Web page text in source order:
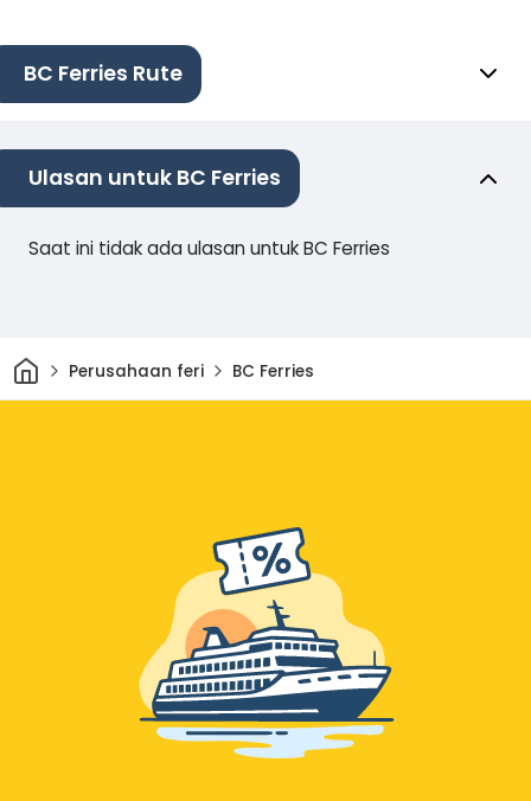
BC Ferries Rute
Ulasan untuk BC Ferries
Saat ini tidak ada ulasan untuk BC Ferries
Rumah
Perusahaan feri BC Ferries